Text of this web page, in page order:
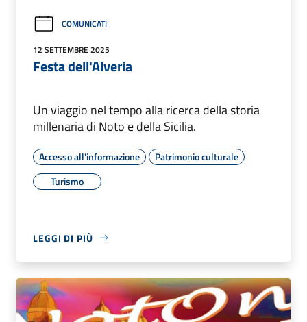
COMUNICATI
12 SETTEMBRE 2025
Festa dell'Alveria
Un viaggio nel tempo alla ricerca della storia
millenaria di Noto e della Sicilia.
Accesso all'informazione
Patrimonio culturale
Turismo
LEGGI DI PIÙ